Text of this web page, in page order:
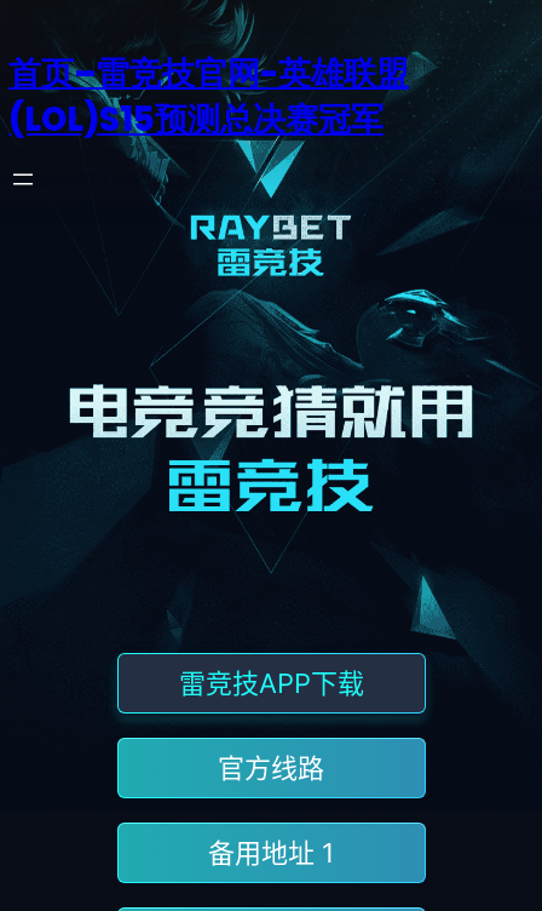
首页–雷竞技官网-英雄联盟
(LOL)S15预测总决赛冠军